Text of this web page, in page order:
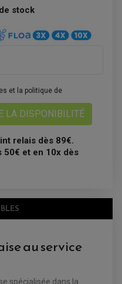
stock
et la politique de
LA DISPONIBILITÉ
relais dès 89€.
50€ et en 10x dès
au service
spécialisée dans la